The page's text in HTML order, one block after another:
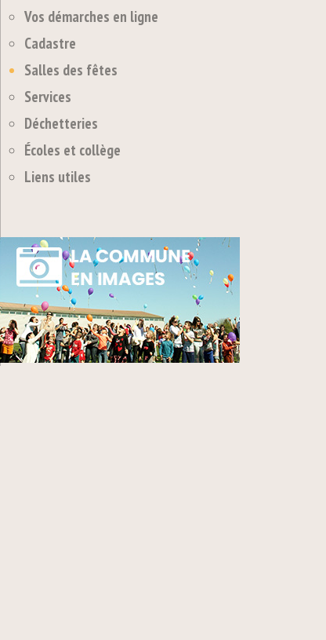
Vos démarches en ligne
Cadastre
Salles des fêtes
Services
Déchetteries
Écoles et collège
Liens utiles